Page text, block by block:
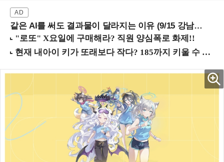
같은 AI를 써도 결과물이 달라지는 이유 (9/15 강남역)